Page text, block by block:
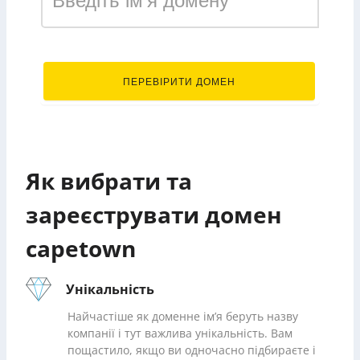
ПЕРЕВІРИТИ ДОМЕН
Як вибрати та
зареєструвати домен
capetown
Унікальність
Найчастіше як доменне ім’я беруть назву
компанії і тут важлива унікальність. Вам
пощастило, якщо ви одночасно підбираєте і